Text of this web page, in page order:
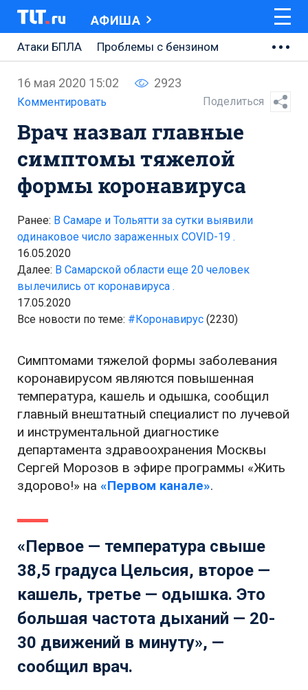
АФИША
Атаки БПЛА
Проблемы с бензином
Ремонт Центральной площади
Ремонт Обводного шоссе
Набережная Тольятти
Неделя Тольятти
16 мая 2020 15:02 2923
Комментировать Поделиться
Врач назвал главные
симптомы тяжелой
формы коронавируса
Ранее: В Самаре и Тольятти за сутки выявили
одинаковое число зараженных COVID-19 .
16.05.2020
Далее: В Самарской области еще 20 человек
вылечились от коронавируса .
17.05.2020
Все новости по теме: #Коронавирус (2230)
Симптомами тяжелой формы заболевания
коронавирусом являются повышенная
температура, кашель и одышка, сообщил
главный внештатный специалист по лучевой
и инструментальной диагностике
департамента здравоохранения Москвы
Сергей Морозов в эфире программы «Жить
здорово!» на «Первом канале».
«Первое — температура свыше
38,5 градуса Цельсия, второе —
кашель, третье — одышка. Это
большая частота дыханий — 20-
30 движений в минуту», —
сообщил врач.